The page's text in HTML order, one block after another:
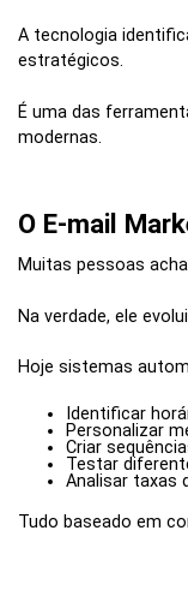
A tecnologia
estratégicos.
É uma das
modernas.
O E-mail
Muitas pessoas
Na verdade, ele
Hoje sistemas
Identificar
Personalizar
Criar
Testar
Analisar taxas
Tudo baseado em